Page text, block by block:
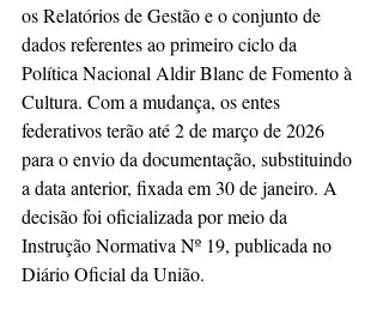
os Relatórios de Gestão e o conjunto de
dados referentes ao primeiro ciclo da
Política Nacional Aldir Blanc de Fomento à
Cultura. Com a mudança, os entes
federativos terão até 2 de março de 2026
para o envio da documentação, substituindo
a data anterior, fixada em 30 de janeiro. A
decisão foi oficializada por meio da
Instrução Normativa Nº 19, publicada no
Diário Oficial da União.